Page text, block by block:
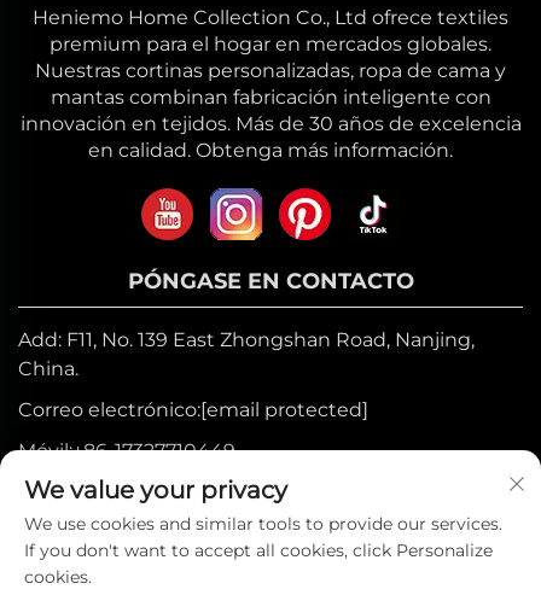
Heniemo Home Collection Co., Ltd ofrece textiles
premium para el hogar en mercados globales.
Nuestras cortinas personalizadas, ropa de cama y
mantas combinan fabricación inteligente con
innovación en tejidos. Más de 30 años de excelencia
en calidad. Obtenga más información.
PÓNGASE EN CONTACTO
Add: F11, No. 139 East Zhongshan Road, Nanjing,
China.
Correo electrónico:[email protected]
Móvil:+86-17327710449
Tel:+86-025-84573776
Derechos de autor © 2025 por Heniemo
We value your privacy
We use cookies and similar tools to provide our services.
If you don't want to accept all cookies, click Personalize
cookies.